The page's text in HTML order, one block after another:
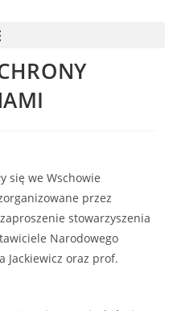
się we Wschowie
przez
stowarzyszenia
Narodowego
Jackiewicz oraz prof.